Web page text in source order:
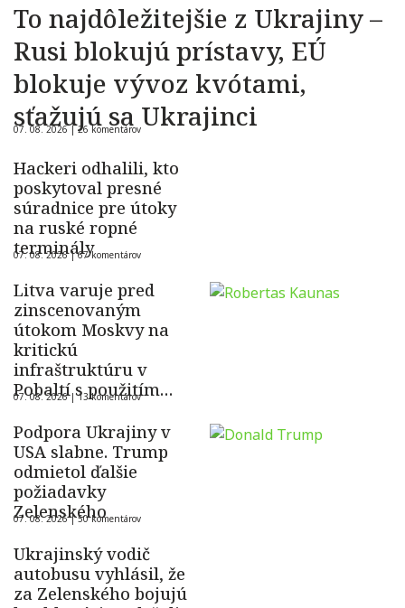
To najdôležitejšie z Ukrajiny –
Rusi blokujú prístavy, EÚ
blokuje vývoz kvótami,
sťažujú sa Ukrajinci
07. 08. 2026 |26 komentárov
Hackeri odhalili, kto
poskytoval presné
súradnice pre útoky
na ruské ropné
terminály
07. 08. 2026 |67 komentárov
Litva varuje pred
zinscenovaným
útokom Moskvy na
kritickú
infraštruktúru v
Pobaltí s použitím
ukrajinského dronu
07. 08. 2026 |13 komentárov
Podpora Ukrajiny v
USA slabne. Trump
odmietol ďalšie
požiadavky
Zelenského
07. 08. 2026 |50 komentárov
Ukrajinský vodič
autobusu vyhlásil, že
za Zelenského bojujú